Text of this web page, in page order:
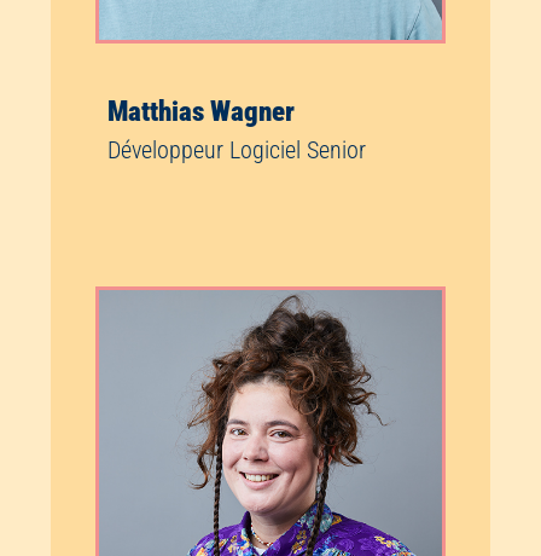
Matthias Wagner
Développeur Logiciel Senior